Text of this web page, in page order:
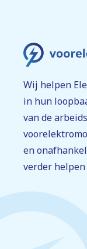
Wij helpen
in hun
van de
en
verder